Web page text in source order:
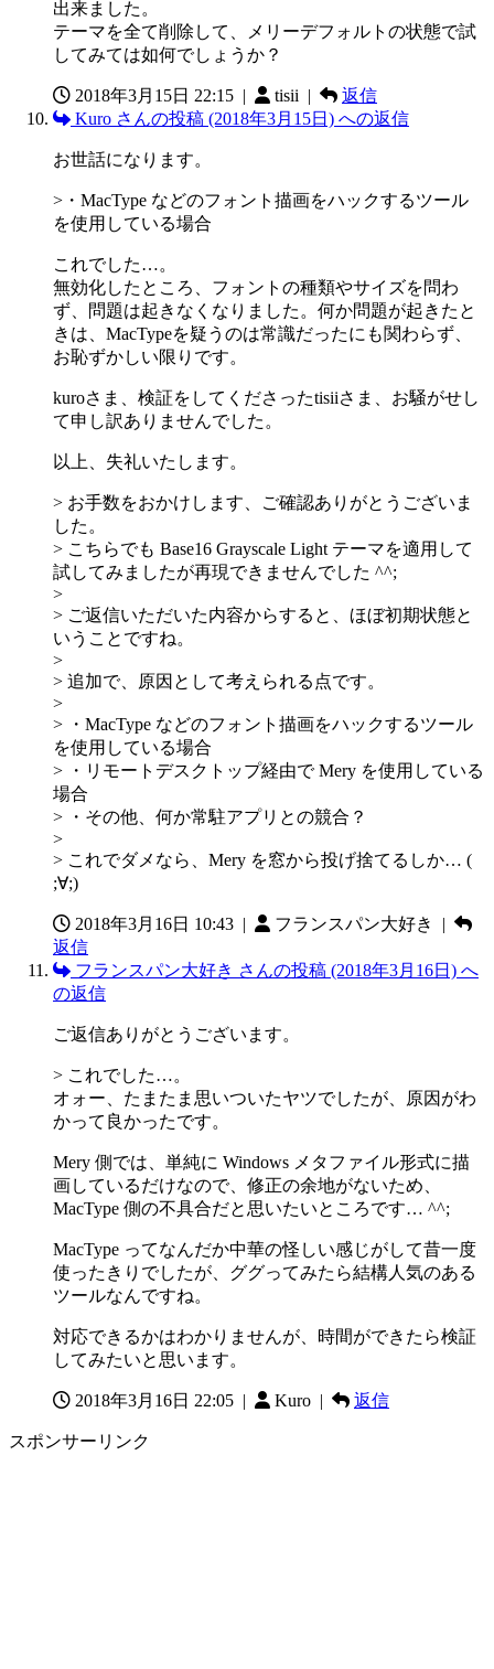
出来ました。
テーマを全て削除して、メリーデフォルトの状態で試
してみては如何でしょうか？
2018年3月15日 22:15 | tisii |
返信
Kuro さんの投稿 (2018年3月15日) への返信
お世話になります。
>・MacType などのフォント描画をハックするツール
を使用している場合
これでした…。
無効化したところ、フォントの種類やサイズを問わ
ず、問題は起きなくなりました。何か問題が起きたと
きは、MacTypeを疑うのは常識だったにも関わらず、
お恥ずかしい限りです。
kuroさま、検証をしてくださったtisiiさま、お騒がせし
て申し訳ありませんでした。
以上、失礼いたします。
> お手数をおかけします、ご確認ありがとうございま
した。
> こちらでも Base16 Grayscale Light テーマを適用して
試してみましたが再現できませんでした ^^;
>
> ご返信いただいた内容からすると、ほぼ初期状態と
いうことですね。
>
> 追加で、原因として考えられる点です。
>
> ・MacType などのフォント描画をハックするツール
を使用している場合
> ・リモートデスクトップ経由で Mery を使用している
場合
> ・その他、何か常駐アプリとの競合？
>
> これでダメなら、Mery を窓から投げ捨てるしか… (
;∀;)
2018年3月16日 10:43 |
フランスパン大好き |
返信
フランスパン大好き さんの投稿 (2018年3月16日) へ
の返信
ご返信ありがとうございます。
> これでした…。
オォー、たまたま思いついたヤツでしたが、原因がわ
かって良かったです。
Mery 側では、単純に Windows メタファイル形式に描
画しているだけなので、修正の余地がないため、
MacType 側の不具合だと思いたいところです… ^^;
MacType ってなんだか中華の怪しい感じがして昔一度
使ったきりでしたが、ググってみたら結構人気のある
ツールなんですね。
対応できるかはわかりませんが、時間ができたら検証
してみたいと思います。
2018年3月16日 22:05 | Kuro | 返信
スポンサーリンク